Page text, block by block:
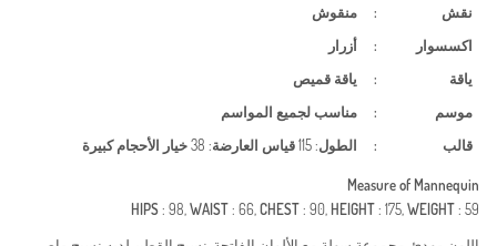
نقش
:
منقوش
اكسسوار
:
أزرار
ياقة
:
ياقة قميص
موسم
:
مناسب لجميع المواسم
قالب
: الطول: 115 قياس العارضة: 38 خيار الأحجام كبيرة
Measure of Mannequin
HIPS: 98,WAIST: 66,CHEST: 90, HEIGHT: 175,WEIGHT: 59